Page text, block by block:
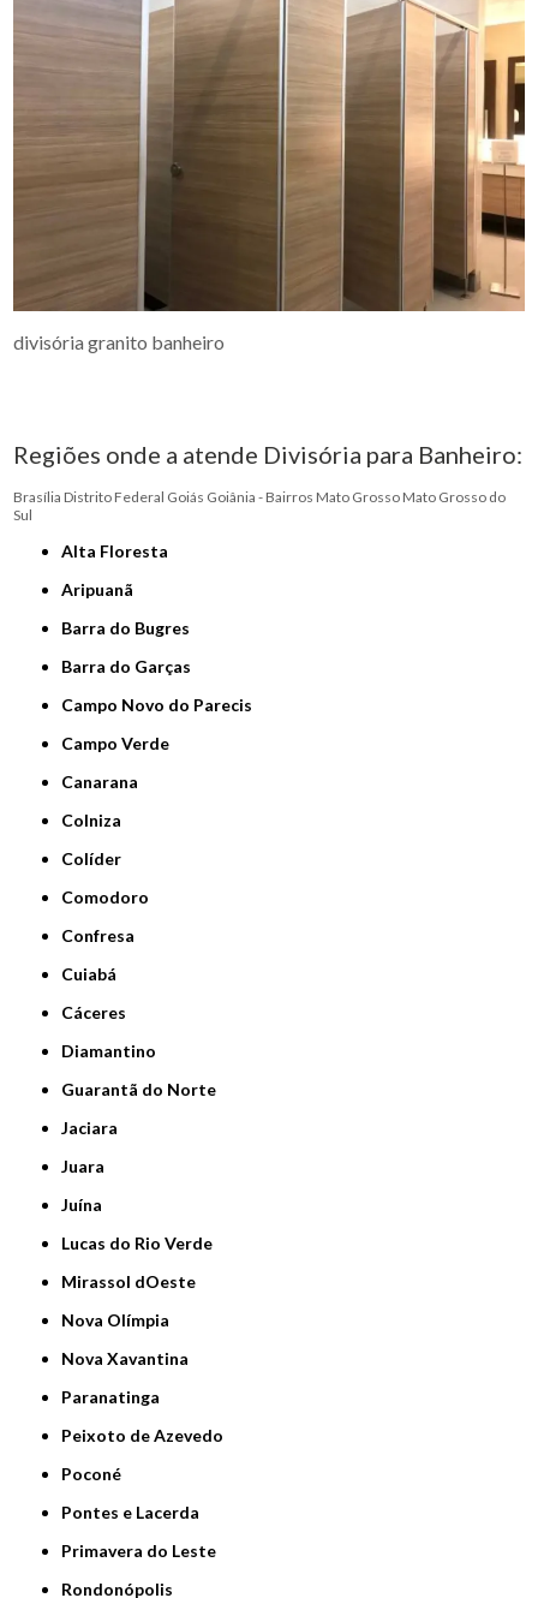
divisória granito banheiro
Regiões onde a atende Divisória para Banheiro:
Brasília Distrito Federal Goiás Goiânia - Bairros Mato Grosso Mato Grosso do
Sul
Alta Floresta
Aripuanã
Barra do Bugres
Barra do Garças
Campo Novo do Parecis
Campo Verde
Canarana
Colniza
Colíder
Comodoro
Confresa
Cuiabá
Cáceres
Diamantino
Guarantã do Norte
Jaciara
Juara
Juína
Lucas do Rio Verde
Mirassol dOeste
Nova Olímpia
Nova Xavantina
Paranatinga
Peixoto de Azevedo
Poconé
Pontes e Lacerda
Primavera do Leste
Rondonópolis